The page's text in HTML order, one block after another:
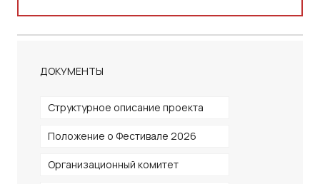
ДОКУМЕНТЫ
Структурное описание проекта
Положение о Фестивале 2026
Организационный комитет